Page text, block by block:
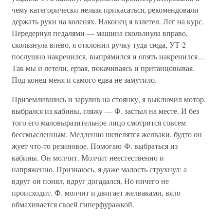
чему категорически нельзя прикасаться, рекомендовали
держать руки на коленях. Наконец я взлетел. Лег на курс.
Передернул педалями — машина скользнула вправо,
скользнула влево, я отклонил ручку туда-сюда, УТ-2
послушно накренился, выпрямился и опять накренился…
Так мы и летели, ерзая, покачиваясь и пританцовывая.
Под конец меня и самого едва не замутило.
Приземлившись и зарулив на стоянку, я выключил мотор,
выбрался из кабины, гляжу — Ф. застыл на месте. И без
того его маловыразительное лицо смотрится совсем
бессмысленным. Медленно шевелятся желваки, будто он
жует что-то резиновое. Помогаю Ф. выбраться из
кабины. Он молчит. Молчит неестественно и
напряженно. Признаюсь, я даже малость струхнул: а
вдруг он понял, вдруг догадался, Но ничего не
происходит. Ф. молчит и двигает желваками, вяло
обмахивается своей гиперфуражкой.